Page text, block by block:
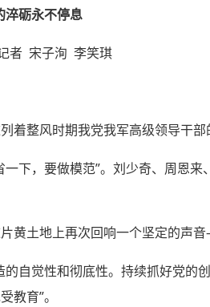
淬砺永不停息
者 宋子洵 李笑琪
整风时期我党我军高级领导干部
下，要做模范”。刘少奇、周恩
黄土地上再次回响一个坚定的声
自觉性和彻底性。持续抓好党的
教育”。